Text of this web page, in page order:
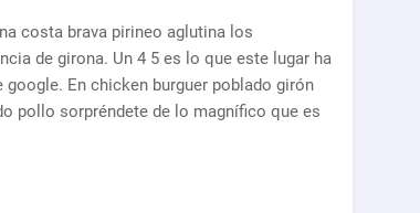
costa brava pirineo aglutina los
de girona. Un 4 5 es lo que este lugar ha
En chicken burguer poblado girón
pollo sorpréndete de lo magnífico que es